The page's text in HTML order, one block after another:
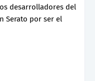
desarrolladores del
Serato por ser el